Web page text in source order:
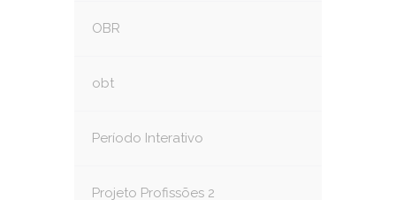
OBR
obt
Período Interativo
Projeto Profissões 2